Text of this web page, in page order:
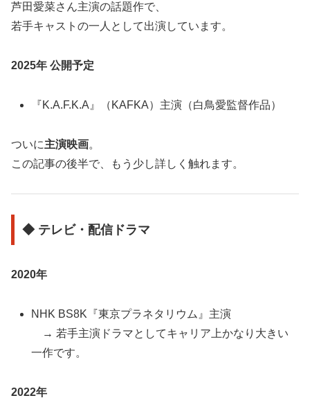
芦田愛菜さん主演の話題作で、
若手キャストの一人として出演しています。
2025年 公開予定
『K.A.F.K.A』（KAFKA）主演（白鳥愛監督作品）
ついに主演映画。
この記事の後半で、もう少し詳しく触れます。
◆ テレビ・配信ドラマ
2020年
NHK BS8K『東京プラネタリウム』主演
→ 若手主演ドラマとしてキャリア上かなり大きい
一作です。
2022年